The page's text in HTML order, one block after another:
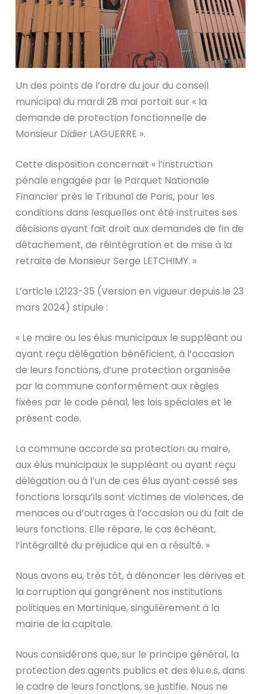
Un des points de l’ordre du jour du conseil
municipal du mardi 28 mai portait sur « la
demande de protection fonctionnelle de
Monsieur Didier LAGUERRE ».
Cette disposition concernait « l’instruction
pénale engagée par le Parquet Nationale
Financier près le Tribunal de Paris, pour les
conditions dans lesquelles ont été instruites ses
décisions ayant fait droit aux demandes de fin de
détachement, de réintégration et de mise à la
retraite de Monsieur Serge LETCHIMY. »
L’article L2123-35 (Version en vigueur depuis le 23
mars 2024) stipule :
« Le maire ou les élus municipaux le suppléant ou
ayant reçu délégation bénéficient, à l’occasion
de leurs fonctions, d’une protection organisée
par la commune conformément aux règles
fixées par le code pénal, les lois spéciales et le
présent code.
La commune accorde sa protection au maire,
aux élus municipaux le suppléant ou ayant reçu
délégation ou à l’un de ces élus ayant cessé ses
fonctions lorsqu’ils sont victimes de violences, de
menaces ou d’outrages à l’occasion ou du fait de
leurs fonctions. Elle répare, le cas échéant,
l’intégralité du préjudice qui en a résulté. »
Nous avons eu, très tôt, à dénoncer les dérives et
la corruption qui gangrènent nos institutions
politiques en Martinique, singulièrement à la
mairie de la capitale.
Nous considérons que, sur le principe général, la
protection des agents publics et des élu.e.s, dans
le cadre de leurs fonctions, se justifie. Nous ne